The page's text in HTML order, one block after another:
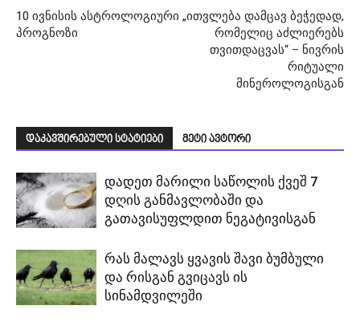
10 ივნისის ასტროლოგიური
პროგნოზი
„ითვლება დამცავ ბეჭედად,
რომელიც აძლიერებს
თვითდაცვას“ – ნივრის
რიტუალი
მინეროლოგისგან
დაკავშირებული სტატიები მეტი ავტორი
დადეთ მარილი საწოლის ქვეშ 7
დღის განმავლობაში და
გათავისუფლდით ნეგატივისგან
რას მალავს ყვავის შავი ბუმბული
და რისგან გვიცავს ის
სინამდვილეში